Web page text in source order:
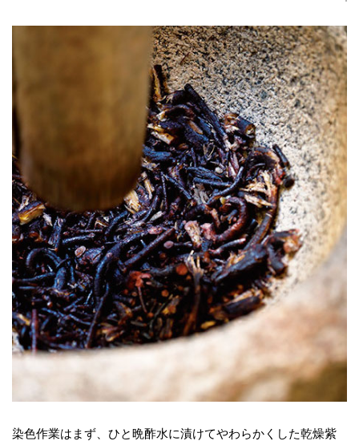
染色作業はまず、ひと晩酢水に漬けてやわらかくした乾燥紫